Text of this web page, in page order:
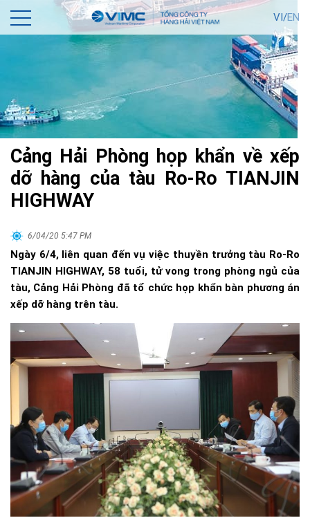
VI/EN
Cảng Hải Phòng họp khẩn về xếp
dỡ hàng của tàu Ro-Ro TIANJIN
HIGHWAY
6/04/20 5:47 PM
Ngày 6/4, liên quan đến vụ việc thuyền trưởng tàu Ro-Ro
TIANJIN HIGHWAY, 58 tuổi, tử vong trong phòng ngủ của
tàu, Cảng Hải Phòng đã tổ chức họp khẩn bàn phương án
xếp dỡ hàng trên tàu.